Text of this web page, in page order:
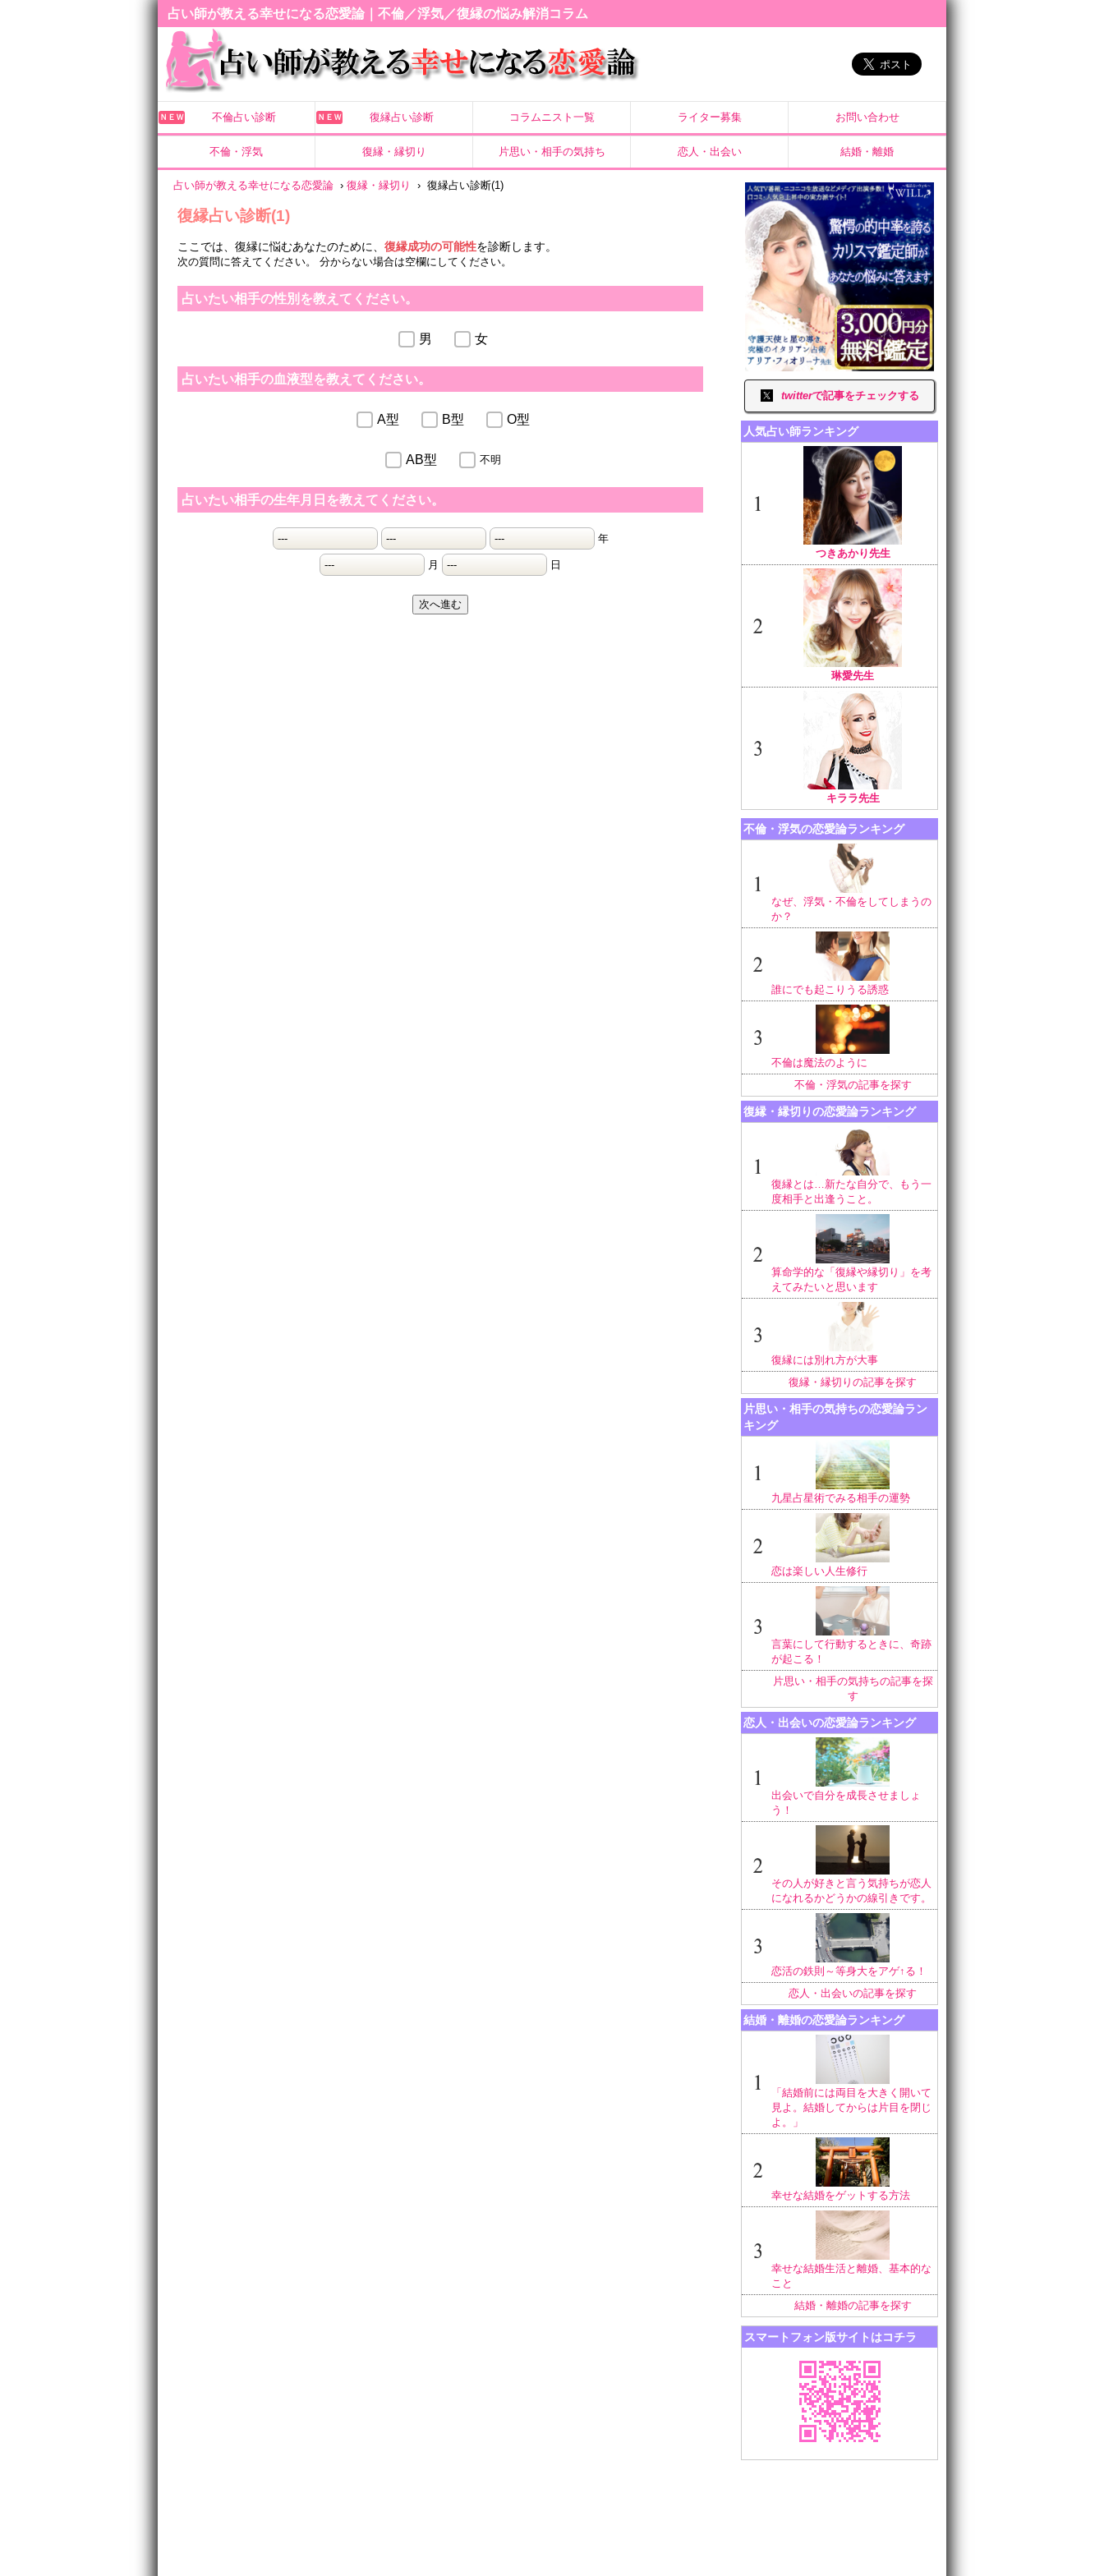
占い師が教える幸せになる恋愛論｜不倫／浮気／復縁の悩み解消コラム
ＮＥＷ 不倫占い診断 ＮＥＷ 復縁占い診断 コラムニスト一覧 ライター募集 お問い合わせ
不倫・浮気 復縁・縁切り 片思い・相手の気持ち 恋人・出会い 結婚・離婚
占い師が教える幸せになる恋愛論 ›復縁・縁切り › 復縁占い診断(1)
復縁占い診断(1)
ここでは、復縁に悩むあなたのために、復縁成功の可能性を診断します。
次の質問に答えてください。 分からない場合は空欄にしてください。
占いたい相手の性別を教えてください。
男 女
占いたい相手の血液型を教えてください。
A型 B型 O型
AB型 不明
占いたい相手の生年月日を教えてください。
年
月 日
twitterで記事をチェックする
人気占い師ランキング
つきあかり先生
琳愛先生
キララ先生
不倫・浮気の恋愛論ランキング
なぜ、浮気・不倫をしてしまうの
か？
誰にでも起こりうる誘惑
不倫は魔法のように
不倫・浮気の記事を探す
復縁・縁切りの恋愛論ランキング
復縁とは…新たな自分で、もう一
度相手と出逢うこと。
算命学的な「復縁や縁切り」を考
えてみたいと思います
復縁には別れ方が大事
復縁・縁切りの記事を探す
片思い・相手の気持ちの恋愛論ラン
キング
九星占星術でみる相手の運勢
恋は楽しい人生修行
言葉にして行動するときに、奇跡
が起こる！
片思い・相手の気持ちの記事を探
す
恋人・出会いの恋愛論ランキング
出会いで自分を成長させましょ
う！
その人が好きと言う気持ちが恋人
になれるかどうかの線引きです。
恋活の鉄則～等身大をアゲ↑る！
恋人・出会いの記事を探す
結婚・離婚の恋愛論ランキング
「結婚前には両目を大きく開いて
見よ。結婚してからは片目を閉じ
よ。」
幸せな結婚をゲットする方法
幸せな結婚生活と離婚、基本的な
こと
結婚・離婚の記事を探す
スマートフォン版サイトはコチラ